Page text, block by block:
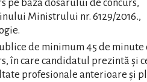
pe baza dosarului de concurs,
Ministrului nr. 6129/2016.,
de minimum 45 de minute
în care candidatul prezintă și
profesionale anterioare și